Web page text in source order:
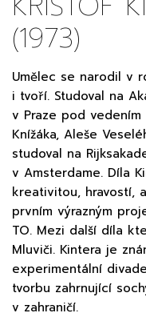
(1973)
Umělec se narodil v
i tvoří. Studoval na
v Praze pod vedením
Knížáka, Aleše
studoval na
v Amsterdame. Díla
kreativitou, hravostí,
prvním výrazným
TO. Mezi další díla
Mluviči. Kintera je
experimentální
tvorbu zahrnující
v zahraničí.